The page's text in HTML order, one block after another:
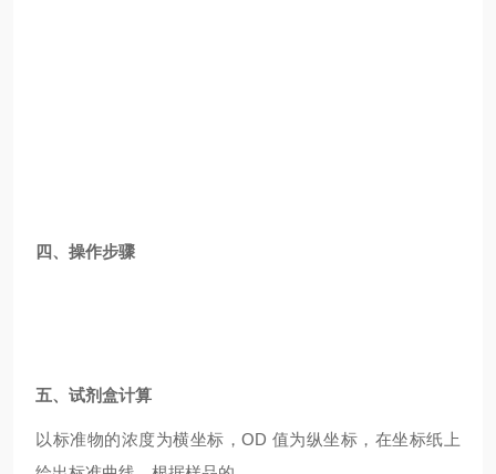
四、操作步骤
五、试剂盒计算
以标准物的浓度为横坐标，OD 值为纵坐标，在坐标纸上